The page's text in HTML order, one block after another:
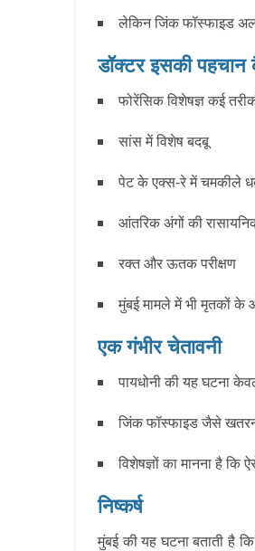
लेकिन जिंक फॉस्फाइड
डॉक्टर इसकी
फोरेंसिक विशेषज्ञ कई
सांस में विशेष बदबू
पेट के एक्स-रे में चमकीले
आंतरिक अंगों की
रक्त और ऊतक परीक्षण
मुंबई मामले में भी मृतकों के
एक गंभीर चेतावनी
पायधोनी की यह घटना
जिंक फॉस्फाइड जैसे
विशेषज्ञों का मानना है कि
निष्कर्ष
मुंबई की यह घटना बताती है